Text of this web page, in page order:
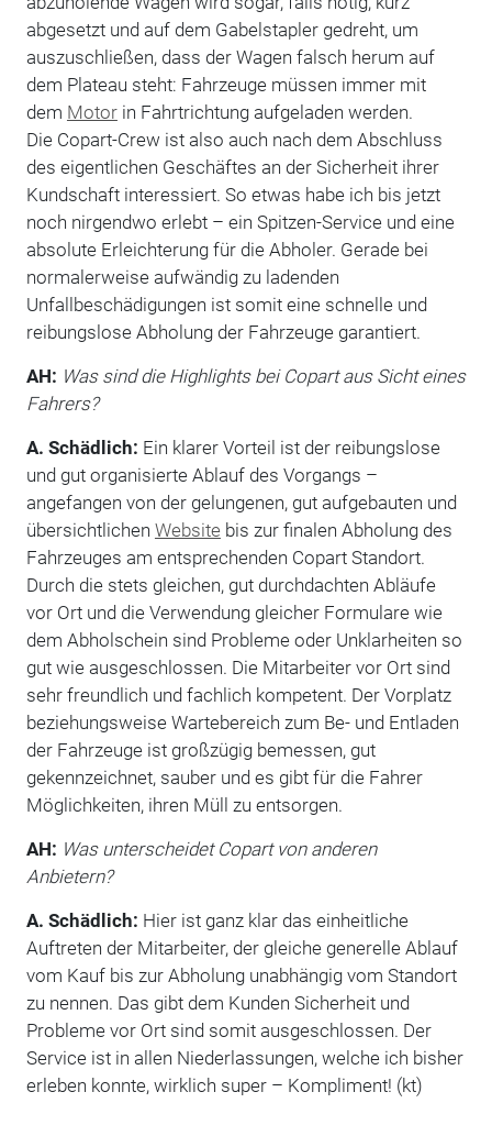
abgesetzt und auf dem Gabelstapler gedreht, um
auszuschließen, dass der Wagen falsch herum auf
dem Plateau steht: Fahrzeuge müssen immer mit
dem Motorin Fahrtrichtung aufgeladen werden.
Die Copart-Crew ist also auch nach dem Abschluss
des eigentlichen Geschäftes an der Sicherheit ihrer
Kundschaft interessiert. So etwas habe ich bis jetzt
noch nirgendwo erlebt – ein Spitzen-Service und eine
absolute Erleichterung für die Abholer. Gerade bei
normalerweise aufwändig zu ladenden
Unfallbeschädigungen ist somit eine schnelle und
reibungslose Abholung der Fahrzeuge garantiert.
AH: Was sind die Highlights bei Copart aus Sicht eines
Fahrers?
A. Schädlich: Ein klarer Vorteil ist der reibungslose
und gut organisierte Ablauf des Vorgangs –
angefangen von der gelungenen, gut aufgebauten und
übersichtlichen Website bis zur finalen Abholung des
Fahrzeuges am entsprechenden Copart Standort.
Durch die stets gleichen, gut durchdachten Abläufe
vor Ort und die Verwendung gleicher Formulare wie
dem Abholschein sind Probleme oder Unklarheiten so
gut wie ausgeschlossen. Die Mitarbeiter vor Ort sind
sehr freundlich und fachlich kompetent. Der Vorplatz
beziehungsweise Wartebereich zum Be- und Entladen
der Fahrzeuge ist großzügig bemessen, gut
gekennzeichnet, sauber und es gibt für die Fahrer
Möglichkeiten, ihren Müll zu entsorgen.
AH: Was unterscheidet Copart von anderen
Anbietern?
A. Schädlich: Hier ist ganz klar das einheitliche
Auftreten der Mitarbeiter, der gleiche generelle Ablauf
vom Kauf bis zur Abholung unabhängig vom Standort
zu nennen. Das gibt dem Kunden Sicherheit und
Probleme vor Ort sind somit ausgeschlossen. Der
Service ist in allen Niederlassungen, welche ich bisher
erleben konnte, wirklich super – Kompliment! (kt)